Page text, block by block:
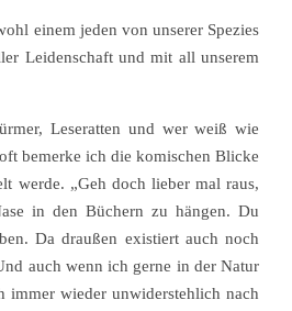
einem jeden von unserer Spezies
Leidenschaft und mit all unserem
Leseratten und wer weiß wie
bemerke ich die komischen Blicke
werde. „Geh doch lieber mal raus,
in den Büchern zu hängen. Du
Da draußen existiert auch noch
auch wenn ich gerne in der Natur
immer wieder unwiderstehlich nach